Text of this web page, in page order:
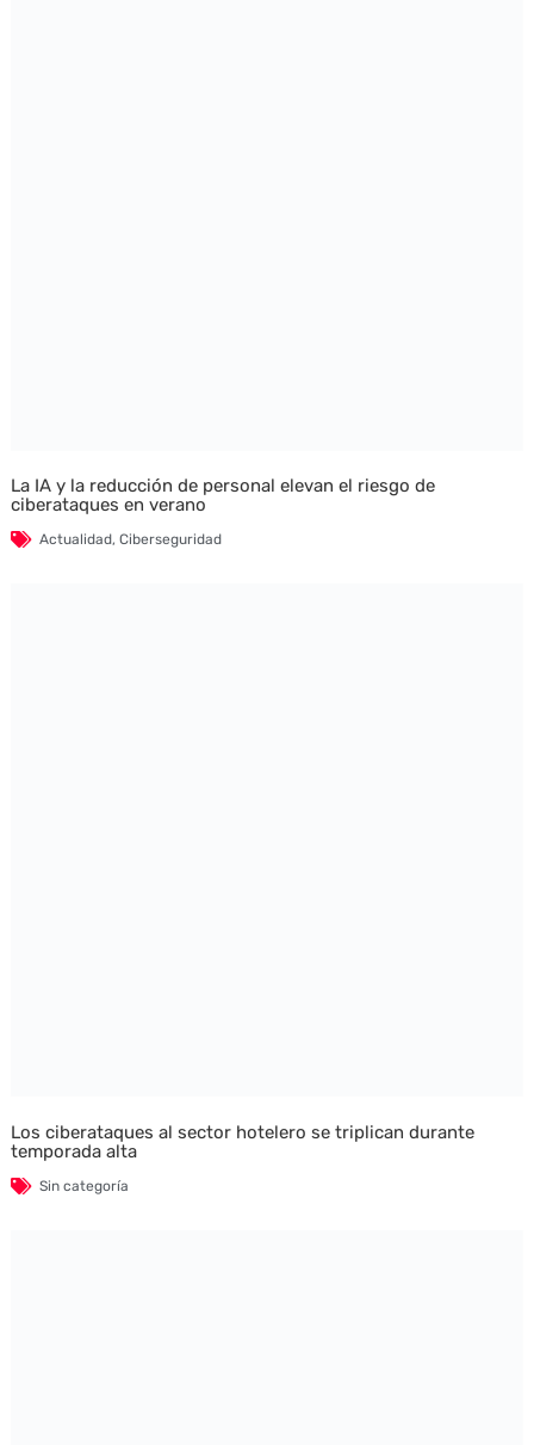
La IA y la reducción de personal elevan el riesgo de
ciberataques en verano
Actualidad, Ciberseguridad
Los ciberataques al sector hotelero se triplican durante
temporada alta
Sin categoría